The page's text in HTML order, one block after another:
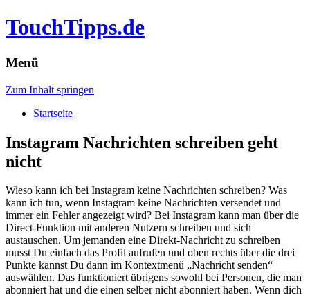
TouchTipps.de
Menü
Zum Inhalt springen
Startseite
Instagram Nachrichten schreiben geht
nicht
Wieso kann ich bei Instagram keine Nachrichten schreiben? Was
kann ich tun, wenn Instagram keine Nachrichten versendet und
immer ein Fehler angezeigt wird? Bei Instagram kann man über die
Direct-Funktion mit anderen Nutzern schreiben und sich
austauschen. Um jemanden eine Direkt-Nachricht zu schreiben
musst Du einfach das Profil aufrufen und oben rechts über die drei
Punkte kannst Du dann im Kontextmenü „Nachricht senden“
auswählen. Das funktioniert übrigens sowohl bei Personen, die man
abonniert hat und die einen selber nicht abonniert haben. Wenn dich